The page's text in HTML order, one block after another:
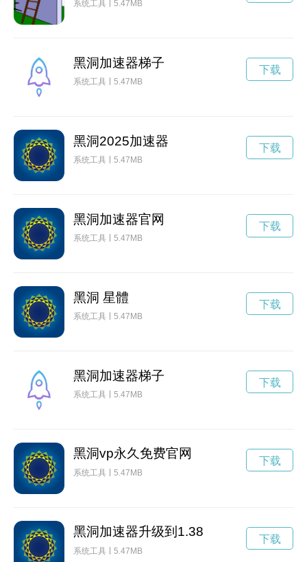
系统工具 5.47MB
黑洞加速器梯子
系统工具 5.47MB
下载
黑洞2025加速器
系统工具 5.47MB
下载
黑洞加速器官网
系统工具 5.47MB
下载
黑洞 星體
系统工具 5.47MB
下载
黑洞加速器梯子
系统工具 5.47MB
下载
黑洞vp永久免费官网
系统工具 5.47MB
下载
黑洞加速器升级到1.38
系统工具 5.47MB
下载